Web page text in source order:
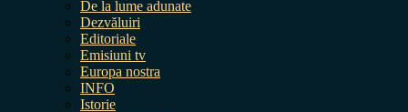
De la lume adunate
Dezvăluiri
Editoriale
Emisiuni tv
Europa nostra
INFO
Istorie